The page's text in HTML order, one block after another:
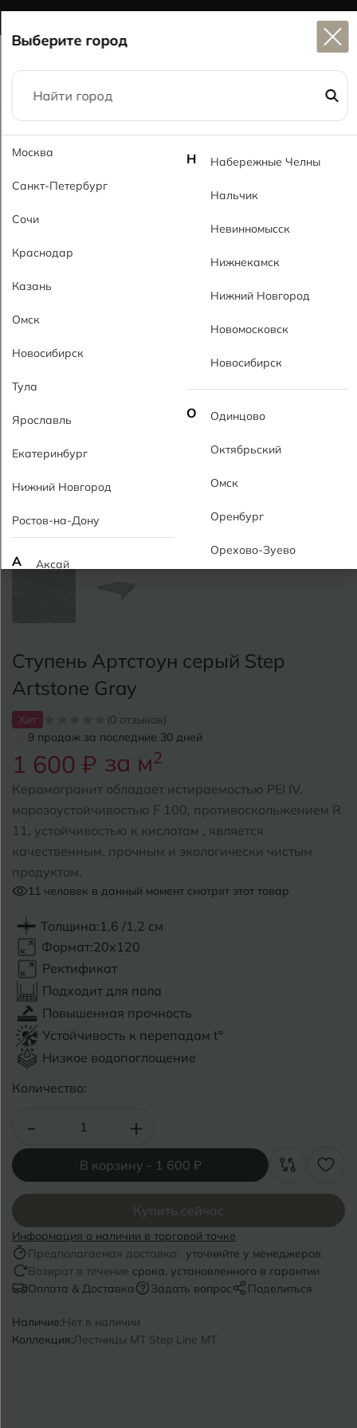
Главная Каталог
Лестницы
Ступень Артстоун серый Step Artstone Gray
Ступень Артстоун серый Step
Artstone Gray
Хит
(0 отзывов)
9 продаж за последние 30 дней
1 600 ₽ за м2
Керамогранит обладает истираемостью PEI IV,
морозоустойчивостью F 100, противоскольжением R
11, устойчивостью к кислотам , является
качественным, прочным и экологически чистым
продуктом.
11 человек в данный момент смотрят этот товар
Толщина:1,6 /1,2 см
Формат:20x120
Ректификат
Подходит для пола
Повышенная прочность
Устойчивость к перепадам t°
Низкое водопоглощение
Количество:
- +
В корзину - 1 600 ₽
Купить сейчас
Информация о наличии в торговой точке
Предполагаемая доставка: уточняйте у менеджеров
Возврат в течение срока, установленного в гарантии
Оплата & Доставка
Задать вопрос Поделиться
Наличие:Нет в наличии
Коллекция:Лестницы MT Step Line MT
Выберите город
Москва
Санкт-Петербург
Сочи
Краснодар
Казань
Омск
Новосибирск
Тула
Ярославль
Екатеринбург
Нижний Новгород
Ростов-на-Дону
А Аксай
Анапа
Армавир
Белгород
Белореченск
Боровичи
Брянск
Бугуруслан
В Великий Новгород
Владимир
Воронеж
Г Геленджик
Грозный
Д Дмитровград
Н Набережные Челны
Нальчик
Невинномысск
Нижнекамск
Нижний Новгород
Новомосковск
Новосибирск
О Одинцово
Октябрьский
Омск
Оренбург
Орехово-Зуево
Псков
Ростов-на-Дону
Рязань
Севастополь
Сосновый Бор
Сочи
Ставрополь
Сыктывкар